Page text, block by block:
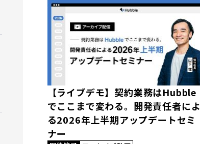
【ライブデモ】契約業務はHubble
でここまで変わる。開発責任者によ
る2026年上半期アップデートセミ
ナー